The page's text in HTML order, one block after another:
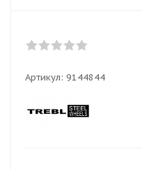
Артикул: 9144844